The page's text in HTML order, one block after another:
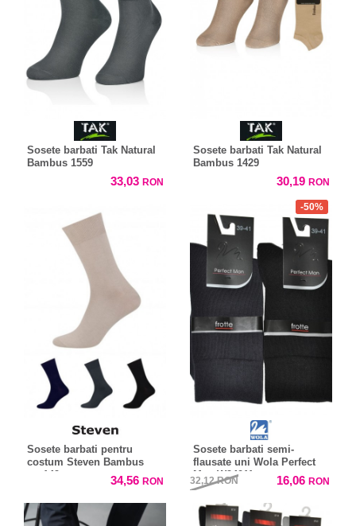
Sosete barbati Tak Natural
Bambus 1559
33,03 RON
Sosete barbati Tak Natural
Bambus 1429
30,19 RON
Sosete barbati pentru
costum Steven Bambus
art.149
34,56 RON
-50%
Sosete barbati semi-
flausate uni Wola Perfect
Man W94011
32,12RON 16,06 RON